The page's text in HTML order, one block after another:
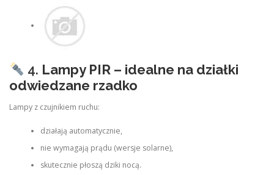
4. Lampy PIR – idealne na działki
odwiedzane rzadko
Lampy z czujnikiem ruchu:
działają automatycznie,
nie wymagają prądu (wersje solarne),
skutecznie płoszą dziki nocą.